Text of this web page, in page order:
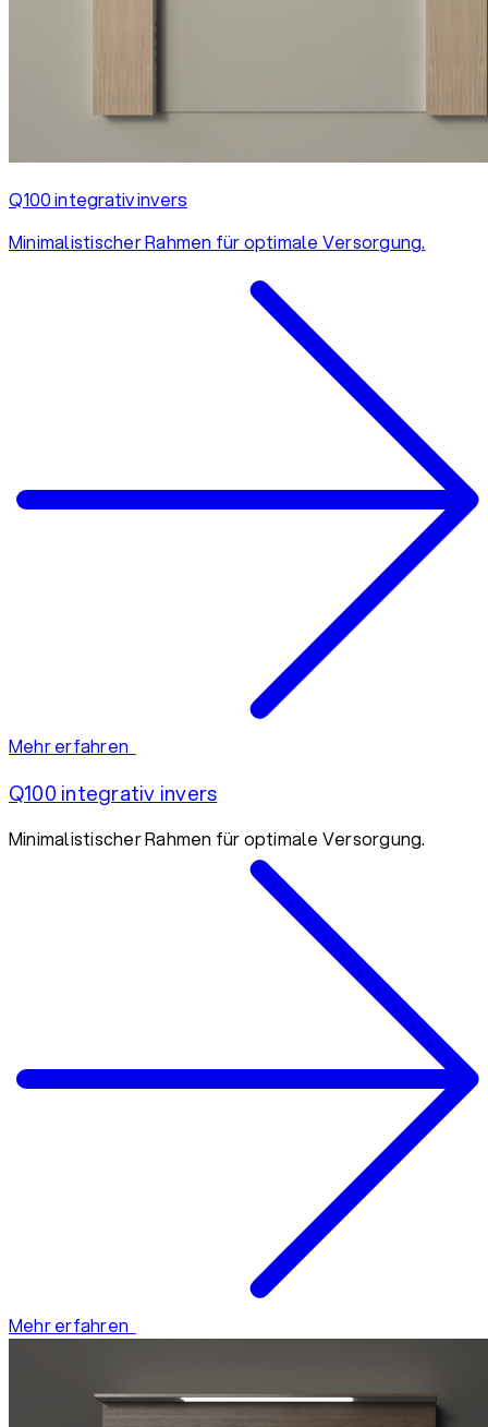
Q100 integrativ invers
Minimalistischer Rahmen für optimale Versorgung.
Mehr erfahren
Q100 integrativ invers
Minimalistischer Rahmen für optimale Versorgung.
Mehr erfahren